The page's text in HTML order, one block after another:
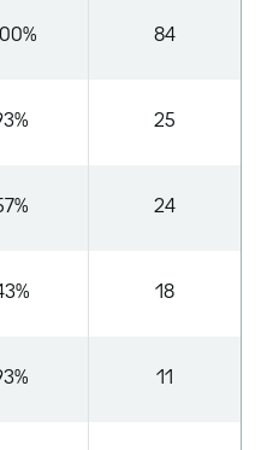
84
25
24
18
11